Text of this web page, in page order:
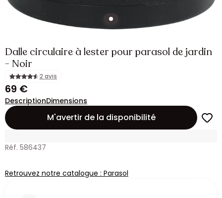
Dalle circulaire à lester pour parasol de jardin
- Noir
2 avis
69 €
DescriptionDimensions
M'avertir de la disponibilité
Réf. 586437
Retrouvez notre catalogue : Parasol